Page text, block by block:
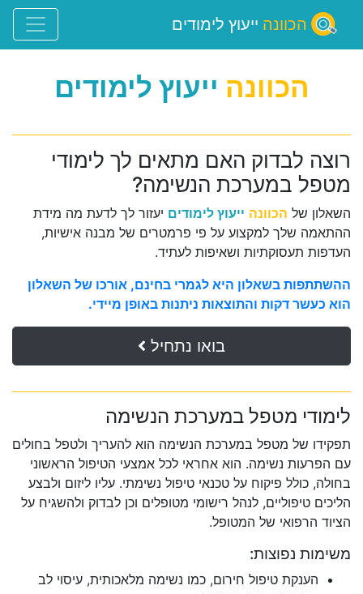
הכוונה ייעוץ לימודים
הכוונה ייעוץ לימודים
רוצה לבדוק האם מתאים לך לימודי
מטפל במערכת הנשימה?
השאלון של הכוונה ייעוץ לימודים יעזור לך לדעת מה מידת
ההתאמה שלך למקצוע על פי פרמטרים של מבנה אישיות,
העדפות תעסוקתיות ושאיפות לעתיד.
ההשתתפות בשאלון היא לגמרי בחינם, אורכו של השאלון
הוא כעשר דקות והתוצאות ניתנות באופן מיידי.
בואו נתחיל
לימודי מטפל במערכת הנשימה
תפקידו של מטפל במערכת הנשימה הוא להעריך ולטפל בחולים
עם הפרעות נשימה. הוא אחראי לכל אמצעי הטיפול הראשוני
בחולה, כולל פיקוח על טכנאי טיפול נשימתי. עליו ליזום ולבצע
הליכים טיפוליים, לנהל רישומי מטופלים וכן לבדוק ולהשגיח על
הציוד הרפואי של המטופל.
משימות נפוצות:
הענקת טיפול חירום, כמו נשימה מלאכותית, עיסוי לב